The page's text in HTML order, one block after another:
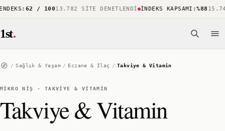
:62 / 10013.782 SITE DENETLENDI İNDEKS KAPSAMI:%8815.743
1st.
/ Sağlık & Yaşam / Eczane & İlaç / Takviye & Vitamin
MIKRO NIŞ · TAKVIYE & VITAMIN
Takviye & Vitamin